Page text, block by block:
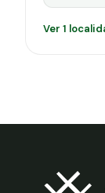
Ver 1